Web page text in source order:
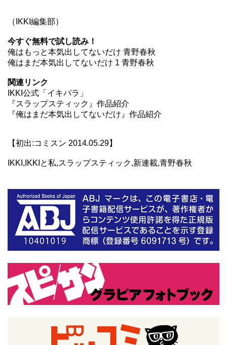
（IKKI編集部）
今すぐ無料で試し読み！
俺はもっと本気出してないだけ 青野春秋
俺はまだ本気出してないだけ 1 青野春秋
関連リンク
IKKI公式「イキパラ」
『スラップスティック』作品紹介
『俺はまだ本気出してないだけ』作品紹介
【初出:コミスン 2014.05.29】
IKKI,IKKIと私,スラップスティック,新連載,青野春秋